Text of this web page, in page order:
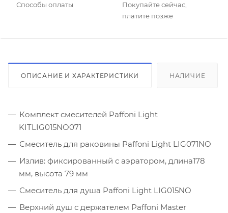
Способы оплаты
Покупайте сейчас,
платите позже
ОПИСАНИЕ И ХАРАКТЕРИСТИКИ НАЛИЧИЕ
Комплект смесителей Paffoni Light
KITLIG015NO071
Смеситель для раковины Paffoni Light LIG071NO
Излив: фиксированный с аэратором, длина178
мм, высота 79 мм
Смеситель для душа Paffoni Light LIG015NO
Верхний душ с держателем Paffoni Master